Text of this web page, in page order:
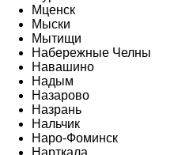
Мценск
Мыски
Мытищи
Набережные Челны
Навашино
Надым
Назарово
Назрань
Нальчик
Наро-Фоминск
Нарткала